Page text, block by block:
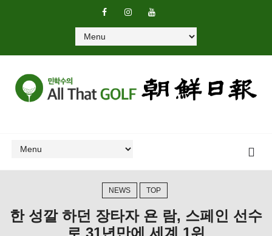
NEWS TOP
한 성깔 하던 장타자 욘 람, 스페인 선수
로 31년만에 세계 1위